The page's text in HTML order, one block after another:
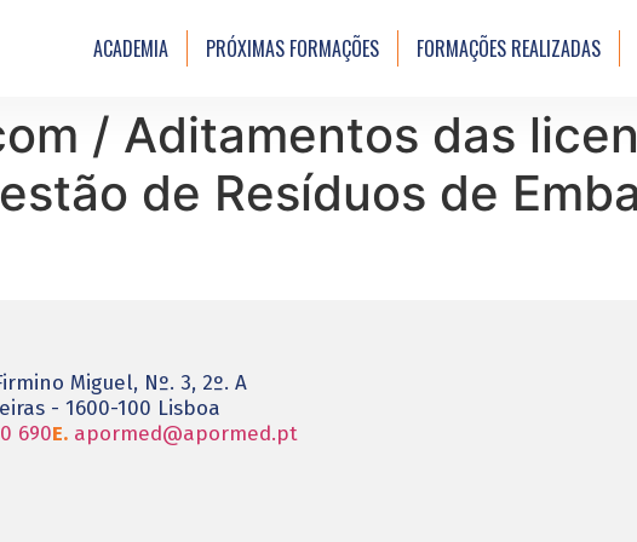
ACADEMIA PRÓXIMAS FORMAÇÕES FORMAÇÕES REALIZADAS
/ Aditamentos das
de Resíduos de
Miguel, Nº. 3, 2º. A
- 1600-100 Lisboa
690E. apormed@apormed.pt